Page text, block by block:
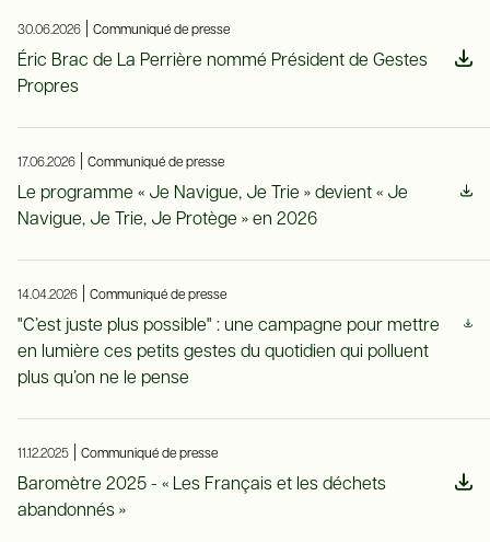
30.06.2026 Communiqué de presse
Éric Brac de La Perrière nommé Président de Gestes
Propres
17.06.2026 Communiqué de presse
Le programme « Je Navigue, Je Trie » devient « Je
Navigue, Je Trie, Je Protège » en 2026
14.04.2026 Communiqué de presse
"C’est juste plus possible" : une campagne pour mettre
en lumière ces petits gestes du quotidien qui polluent
plus qu’on ne le pense
11.12.2025 Communiqué de presse
Baromètre 2025 - « Les Français et les déchets
abandonnés »